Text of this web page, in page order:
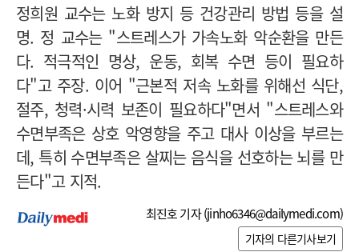
정희원 교수는 노화 방지 등 건강관리 방법 등을 설
명. 정 교수는 "스트레스가 가속노화 악순환을 만든
다. 적극적인 명상, 운동, 회복 수면 등이 필요하
다"고 주장. 이어 "근본적 저속 노화를 위해선 식단,
절주, 청력·시력 보존이 필요하다"면서 "스트레스와
수면부족은 상호 악영향을 주고 대사 이상을 부르는
데, 특히 수면부족은 살찌는 음식을 선호하는 뇌를 만
든다"고 지적.
최진호 기자 (jinho6346@dailymedi.com)
기자의 다른기사보기